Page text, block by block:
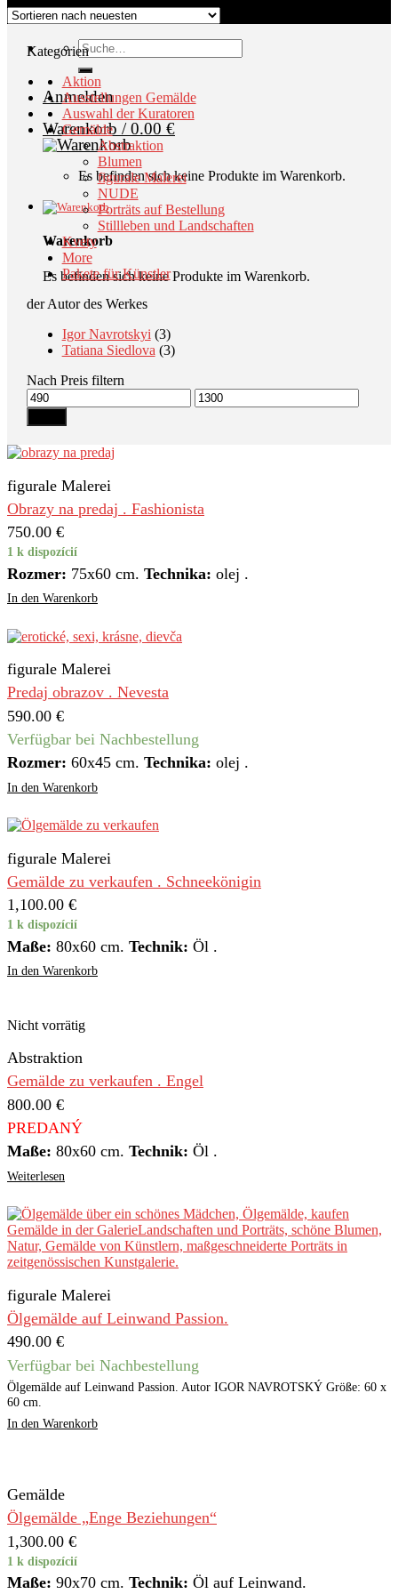
Kontakt
Suche
nach:
Anmelden
Warenkorb /0.00 €
Es befinden sich keine Produkte im Warenkorb.
Warenkorb
Es befinden sich keine Produkte im Warenkorb.
Kategorien
Aktion
Ausstellungen Gemälde
Auswahl der Kuratoren
Gemälde
Abstraktion
Blumen
figurale Malerei
NUDE
Porträts auf Bestellung
Stillleben und Landschaften
Kvety
More
Pakete für Künstler
der Autor des Werkes
Igor Navrotskyi (3)
Tatiana Siedlova (3)
Nach Preis filtern
Min.
Preis
Max.
Preis
figurale Malerei
Obrazy na predaj . Fashionista
750.00 €
1 k dispozícií
Rozmer: 75x60 cm. Technika: olej .
In den Warenkorb
figurale Malerei
Predaj obrazov . Nevesta
590.00 €
Verfügbar bei Nachbestellung
Rozmer: 60х45 cm. Technika: olej .
In den Warenkorb
figurale Malerei
Gemälde zu verkaufen . Schneekönigin
1,100.00 €
1 k dispozícií
Maße: 80x60 cm. Technik: Öl .
In den Warenkorb
Nicht vorrätig
Abstraktion
Gemälde zu verkaufen . Engel
800.00 €
PREDANÝ
Maße: 80x60 cm. Technik: Öl .
Weiterlesen
figurale Malerei
Ölgemälde auf Leinwand Passion.
490.00 €
Verfügbar bei Nachbestellung
Ölgemälde auf Leinwand Passion. Autor IGOR NAVROTSKÝ Größe: 60 x
60 cm.
In den Warenkorb
Gemälde
Ölgemälde „Enge Beziehungen“
1,300.00 €
1 k dispozícií
Maße: 90x70 cm. Technik: Öl auf Leinwand.